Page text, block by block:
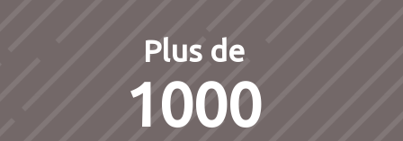
Plus de
1000